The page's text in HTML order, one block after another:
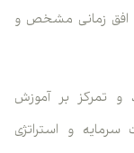
افق زمانی مشخص و
و تمرکز بر آموزش
و استراتژی